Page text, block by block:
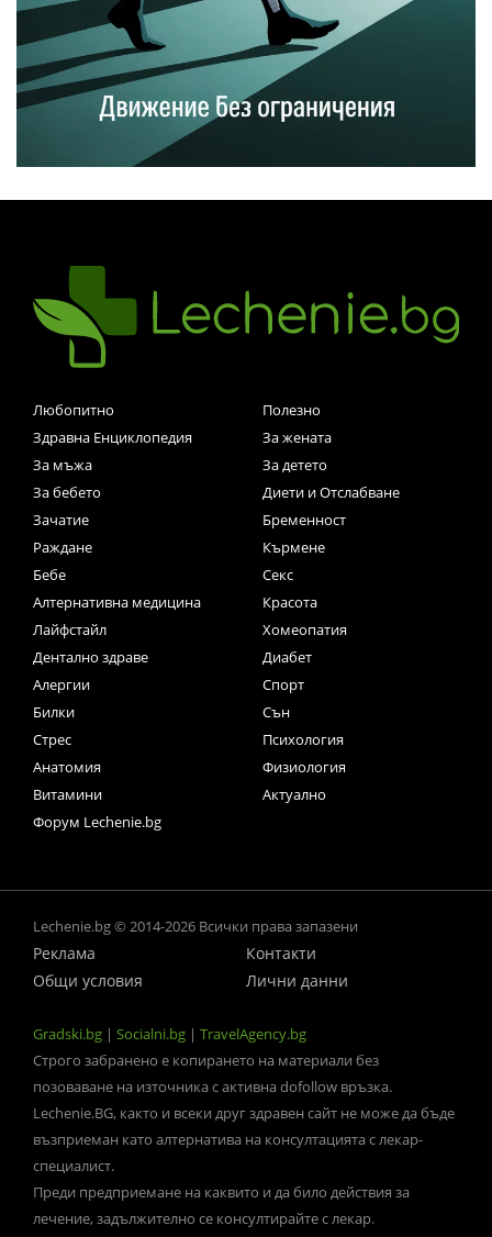
Любопитно
Полезно
Здравна Енциклопедия
За жената
За мъжа
За детето
За бебето
Диети и Отслабване
Зачатие
Бременност
Раждане
Кърмене
Бебе
Секс
Алтернативна медицина
Красота
Лайфстайл
Хомеопатия
Дентално здраве
Диабет
Алергии
Спорт
Билки
Сън
Стрес
Психология
Анатомия
Физиология
Витамини
Актуално
Форум Lechenie.bg
Lechenie.bg © 2014-2026 Всички права запазени
Реклама
Контакти
Общи условия
Лични данни
Gradski.bg | Socialni.bg | TravelAgency.bg
Строго забранено е копирането на материали без
позоваване на източника с активна dofollow връзка.
Lechenie.BG, както и всеки друг здравен сайт не може да бъде
възприеман като алтернатива на консултацията с лекар-
специалист.
Преди предприемане на каквито и да било действия за
лечение, задължително се консултирайте с лекар.